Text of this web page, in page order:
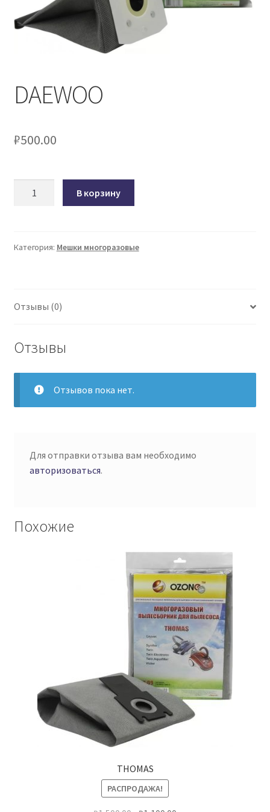
DAEWOO
₽500.00
В корзину
Категория: Мешки многоразовые
Отзывы (0)
Отзывы
Отзывов пока нет.
Для отправки отзыва вам необходимо
авторизоваться.
Похожие
THOMAS
РАСПРОДАЖА!